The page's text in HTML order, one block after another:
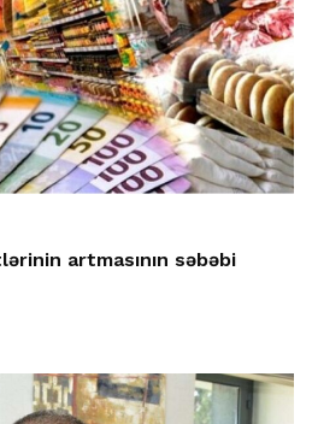
artmasının səbəbi